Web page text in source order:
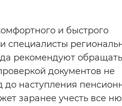
и быстрого
специалисты
рекомендуют
документов не
до наступления
заранее учесть все